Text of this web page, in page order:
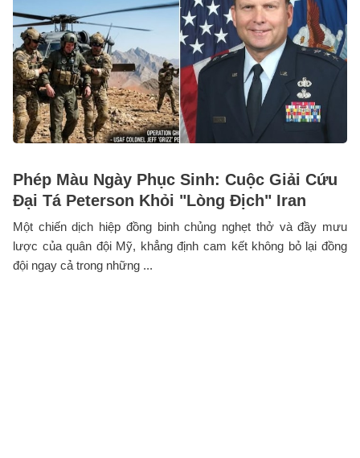
Phép Màu Ngày Phục Sinh: Cuộc Giải Cứu
Đại Tá Peterson Khỏi "Lòng Địch" Iran
Một chiến dịch hiệp đồng binh chủng nghẹt thở và đầy mưu
lược của quân đội Mỹ, khẳng định cam kết không bỏ lại đồng
đội ngay cả trong những ...